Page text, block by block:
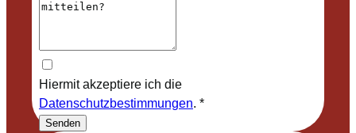
Hiermit akzeptiere ich die
Datenschutzbestimmungen. *
Senden